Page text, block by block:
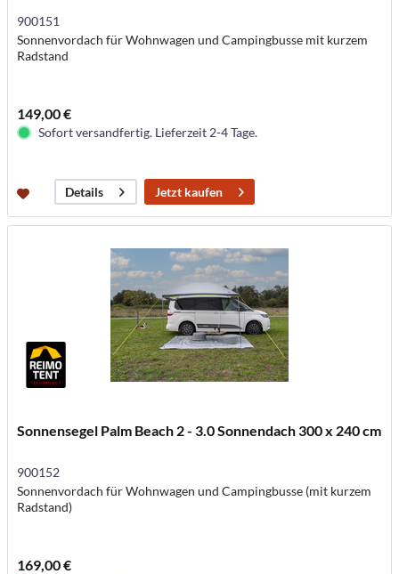
900151
Sonnenvordach für Wohnwagen und Campingbusse mit kurzem
Radstand
149,00 €
Sofort versandfertig. Lieferzeit 2-4 Tage.
Details Jetzt kaufen
Sonnensegel Palm Beach 2 - 3.0 Sonnendach 300 x 240 cm
900152
Sonnenvordach für Wohnwagen und Campingbusse (mit kurzem
Radstand)
169,00 €